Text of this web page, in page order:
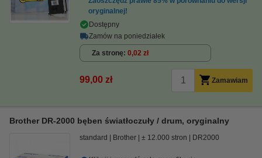
oryginalnej!
Dostępny
Zamów na poniedziałek
Za stronę 0,02 zł
99,00 zł Zamawiam
Brother DR-2000 bęben światłoczuły / drum, oryginalny
standard Brother ± 12.000 stron DR2000